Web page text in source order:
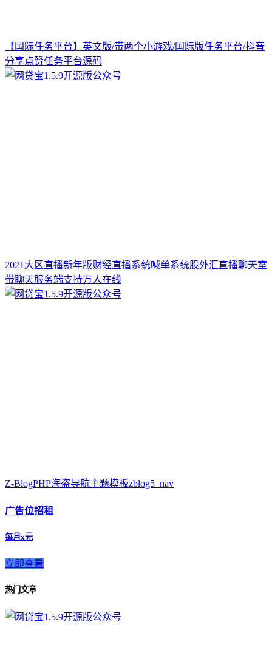
【国际任务平台】英文版/带两个小游戏/国际版任务平台/抖音
分享点赞任务平台源码
2021大区直播新年版财经直播系统喊单系统股外汇直播聊天室
带聊天服务端支持万人在线
Z-BlogPHP海盗导航主题模板zblog5_nav
广告位招租
每月x元
立即查看
热门文章